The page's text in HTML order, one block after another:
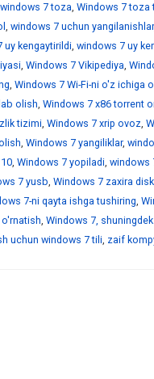
windows 7 toza, Windows 7 toza
, windows 7 uchun yangilanishlar
uy kengaytirildi, windows 7 uy
, Windows 7 Vikipediya,
, Windows 7 Wi-Fi-ni o'z ichiga
olish, Windows 7 x86 torrent
tizimi, Windows 7 xrip ovoz,
, Windows 7 yangiliklar,
, Windows 7 yopiladi, windows
7 yusb, Windows 7 zaxira disk
7-ni qayta ishga tushiring,
, Windows 7, shuningdek
uchun windows 7 tili, zaif